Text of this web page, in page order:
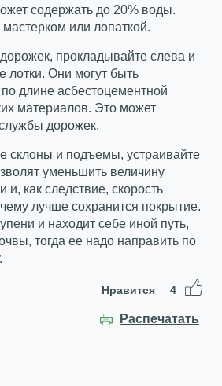
содержать до 20% воды.
или лопаткой.
прокладывайте слева и
лотки. Они могут быть
длине асбестоцементной
материалов. Это может
дорожек.
склоны и подъемы, устраивайте
уменьшить величину
и, как следствие, скорость
лучше сохранится покрытие.
и находит себе иной путь,
тогда ее надо направить по
Нравится 4
Распечатать